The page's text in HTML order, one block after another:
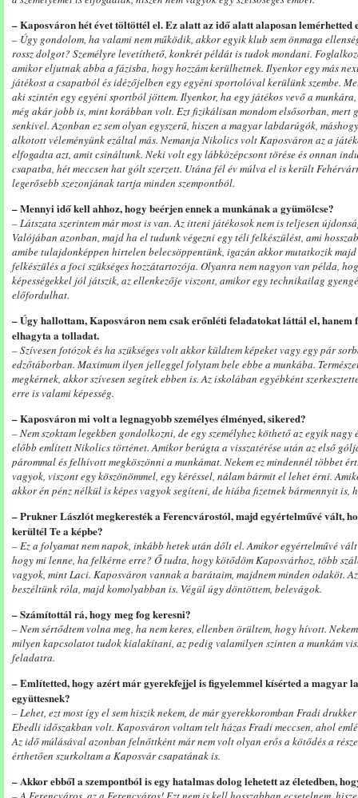
– Kaposváron hét évet töltöttél el. Ez alatt az idő alatt alaposan lemérhetted
– Úgy gondolom, ha valami nem működik, akkor egyik klub sem önmaga
rossz dolgot? Személyre levetíthető, konkrét példát is tudok mondani.
amikor eljutnak abba a fázisba, hogy hozzám kerülhetnek. Ilyenkor egy más
játékost a csapatból és idézőjelben egy egyéni sportolóval kerülünk szembe.
aki szintén egy egyéni sportból jöttem. Ilyenkor, ha egy játékos vevő a
még akár jobb is, mint korábban volt. Ezt fizikálisan mondom elsősorban, mert
senkivel. Azonban ez sem olyan egyszerű, hiszen a magyar labdarúgók,
alkotott véleményünk ezáltal más. Nemanja Nikolics volt Kaposváron az a
elfogadta azt, amit csináltunk. Neki volt egy lábközépcsont törése és onnan
csapatba, hét meccsen hat gólt szerzett. Utána fél év múlva el is került
legerősebb szezonjának tartja minden szempontból.
– Mennyi idő kell ahhoz, hogy beérjen ennek a munkának a gyümölcse?
– Látszata szerintem már most is van. Az itteni játékosok nem is teljesen
Valójában azonban, majd ha el tudunk végezni egy téli felkészülést, ami
amibe tulajdonképpen hirtelen belecsöppentünk, igazán akkor mutatkozik majd
felkészülés a foci szükséges hozzátartozója. Olyanra nem nagyon van példa,
képességekkel jól játszik, az ellenkezője viszont, amikor egy technikailag
előfordulhat.
– Úgy hallottam, Kaposváron nem csak erőnléti feladatokat láttál el, hanem
elhagyta a tolladat.
– Szívesen fotózok és ha szükséges volt akkor küldtem képeket vagy egy pár
edzőtáborban. Maximum ilyen jelleggel folytam bele ebbe a munkába.
megkérnek, akkor szívesen segítek ebben is. Az iskolában egyébként
erre is valami képesség.
– Kaposváron mi volt a legnagyobb személyes élményed, sikered?
– Nem szoktam legekben gondolkozni, de egy személyhez köthető az egyik nagy
előbb említett Nikolics történet. Amikor berúgta a visszatérése után az első
párommal és felhívott megköszönni a munkámat. Nekem ez mindennél többet
vagyok, viszont egy köszönömmel, egy kéréssel, nálam bármit el lehet érni.
akkor én pénz nélkül is képes vagyok segíteni, de hiába fizetnek bármennyit is,
– Prukner Lászlót megkeresték a Ferencvárostól, majd egyértelművé vált,
kerültél Te a képbe?
– Ez a folyamat nem napok, inkább hetek után dőlt el. Amikor egyértelművé
hogy mi lenne, ha felkérne erre? Ő tudta, hogy kötődöm Kaposvárhoz, több
vagyok, mint Laci. Kaposváron vannak a barátaim, majdnem minden odaköt.
beszéltünk róla, majd komolyabban is. Végül úgy döntöttem, belevágok.
– Számítottál rá, hogy meg fog keresni?
– Nem sértődtem volna meg, ha nem keres, ellenben örültem, hogy hívott.
milyen kapcsolatot tudok kialakítani, az pedig valamilyen szinten a munkám
feladatra.
– Említetted, hogy azért már gyerekfejjel is figyelemmel kísérted a magyar
együttesnek?
– Lehet, ezt most így el sem hiszik nekem, de már gyerekkoromban Fradi
Ebedli időszakban volt. Kaposváron voltam telt házas Fradi meccsen, ahol
Az idő múlásával azonban felnőttként már nem volt olyan erős a kötődés a
érthetően szurkoltam a Kaposvár csapatának is.
– Akkor ebből a szempontból is egy hatalmas dolog lehetett az életedben,